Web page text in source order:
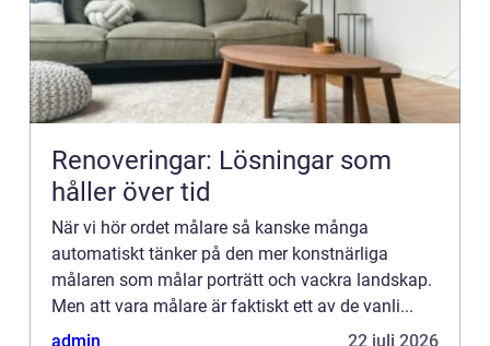
Renoveringar: Lösningar som
håller över tid
När vi hör ordet målare så kanske många
automatiskt tänker på den mer konstnärliga
målaren som målar porträtt och vackra landskap.
Men att vara målare är faktiskt ett av de vanli...
admin
22 juli 2026